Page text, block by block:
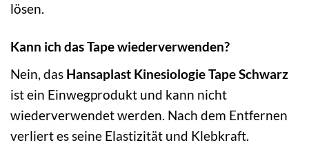
lösen.
Kann ich das Tape wiederverwenden?
Nein, das Hansaplast Kinesiologie Tape Schwarz
ist ein Einwegprodukt und kann nicht
wiederverwendet werden. Nach dem Entfernen
verliert es seine Elastizität und Klebkraft.